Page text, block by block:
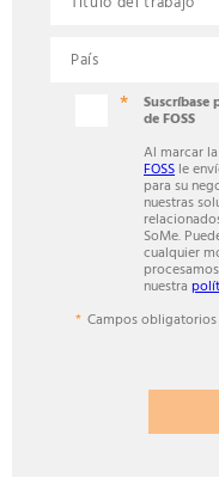
Suscríbase
de FOSS
Al marcar
FOSS le
para su
nuestras
SoMe.
cualquier
nuestra
Campos obligatorios